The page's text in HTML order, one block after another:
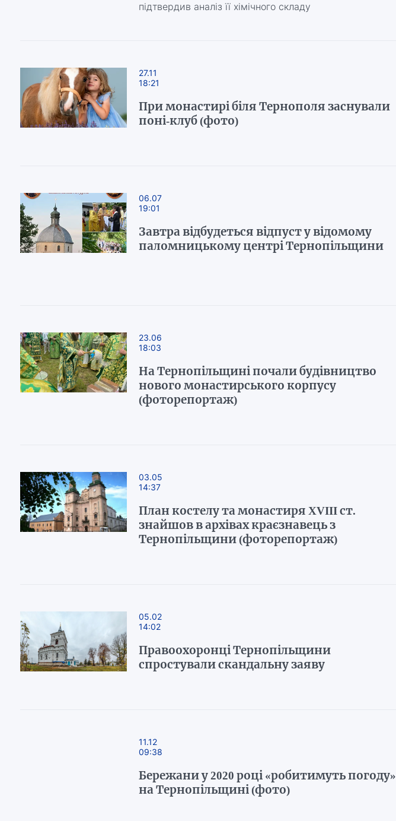
підтвердив аналіз її хімічного складу
27.11
18:21
При монастирі біля Тернополя заснували
поні-клуб (фото)
06.07
19:01
Завтра відбудеться відпуст у відомому
паломницькому центрі Тернопільщини
23.06
18:03
На Тернопільщині почали будівництво
нового монастирського корпусу
(фоторепортаж)
03.05
14:37
План костелу та монастиря XVIII ст.
знайшов в архівах краєзнавець з
Тернопільщини (фоторепортаж)
05.02
14:02
Правоохоронці Тернопільщини
спростували скандальну заяву
11.12
09:38
Бережани у 2020 році «робитимуть погоду»
на Тернопільщині (фото)